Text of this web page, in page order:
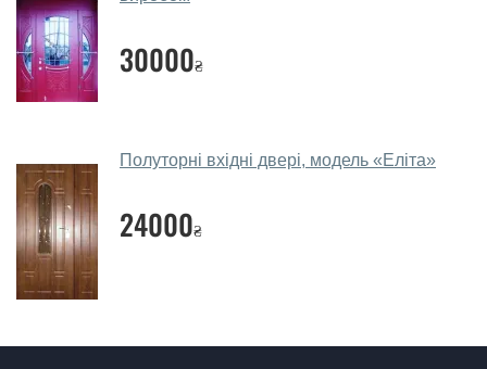
Так, робимо. Наші фахівці можуть зробити замір та
консультацію на виїзді. Кожен співробітник має із
собою каталоги кольорів та візерунків. Після виміру та
відвідуючи наш офіс.
Скільки коштує викликати замірника?
Виклик замірника-консультанта коштує 450 грн.
Ви робите установку полуторних
Так робимо. Монтаж полуторних вхідних дверей
30000₴
Полуторні вхідні двері, модель «Еліта»
24000₴